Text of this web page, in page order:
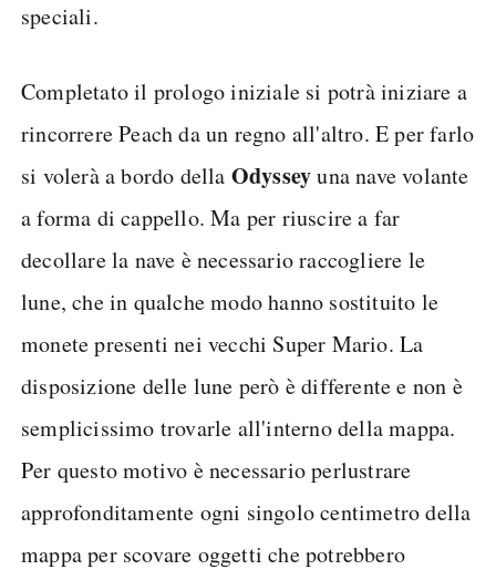
speciali.
Completato il prologo iniziale si potrà iniziare a
rincorrere Peach da un regno all'altro. E per farlo
si volerà a bordo della Odysseyuna nave volante
a forma di cappello. Ma per riuscire a far
decollare la nave è necessario raccogliere le
lune, che in qualche modo hanno sostituito le
monete presenti nei vecchi Super Mario. La
disposizione delle lune però è differente e non è
semplicissimo trovarle all'interno della mappa.
Per questo motivo è necessario perlustrare
approfonditamente ogni singolo centimetro della
mappa per scovare oggetti che potrebbero